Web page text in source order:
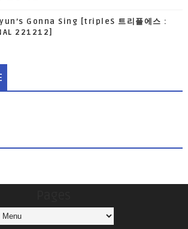
Gonna Sing [tripleS 트리플에스 :
221212]